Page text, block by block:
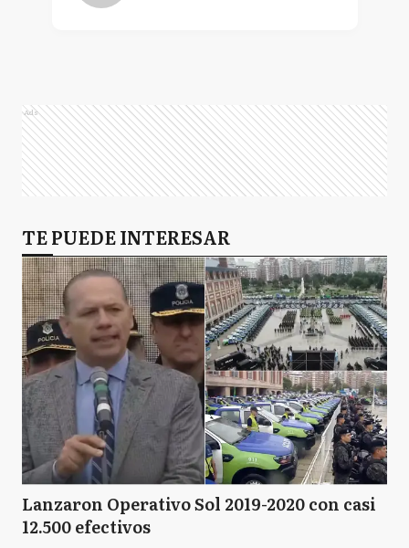
Ads
TE PUEDE INTERESAR
Lanzaron Operativo Sol 2019-2020 con casi
12.500 efectivos